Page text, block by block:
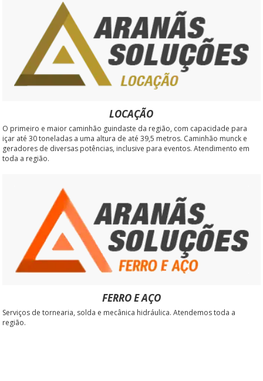
LOCAÇÃO
O primeiro e maior caminhão guindaste da região, com capacidade para
içar até 30 toneladas a uma altura de até 39,5 metros. Caminhão munck e
geradores de diversas potências, inclusive para eventos. Atendimento em
toda a região.
FERRO E AÇO
Serviços de tornearia, solda e mecânica hidráulica. Atendemos toda a
região.